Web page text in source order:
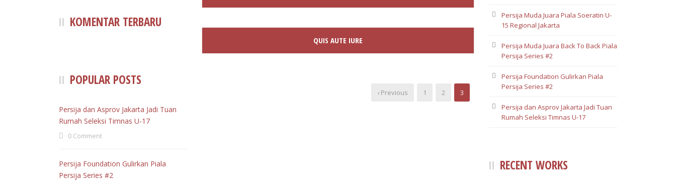
QUIS AUTE IURE
‹ Previous 1 2 3
KOMENTAR TERBARU
POPULAR POSTS
Persija dan Asprov Jakarta Jadi Tuan
Rumah Seleksi Timnas U-17
0 Comment
Persija Foundation Gulirkan Piala
Persija Series #2
Persija Muda Juara Piala Soeratin U-
15 Regional Jakarta
Persija Muda Juara Back To Back Piala
Persija Series #2
Persija Foundation Gulirkan Piala
Persija Series #2
Persija dan Asprov Jakarta Jadi Tuan
Rumah Seleksi Timnas U-17
RECENT WORKS